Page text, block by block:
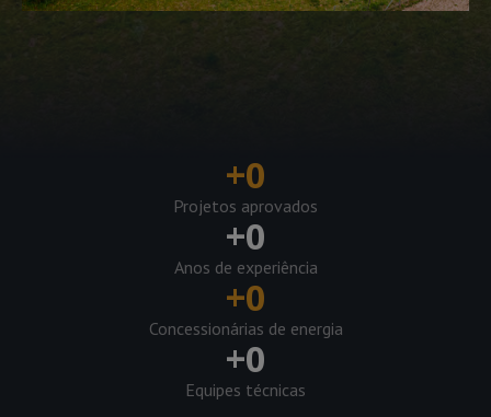
+0
Projetos aprovados
+0
Anos de experiência
+0
Concessionárias de energia
+0
Equipes técnicas